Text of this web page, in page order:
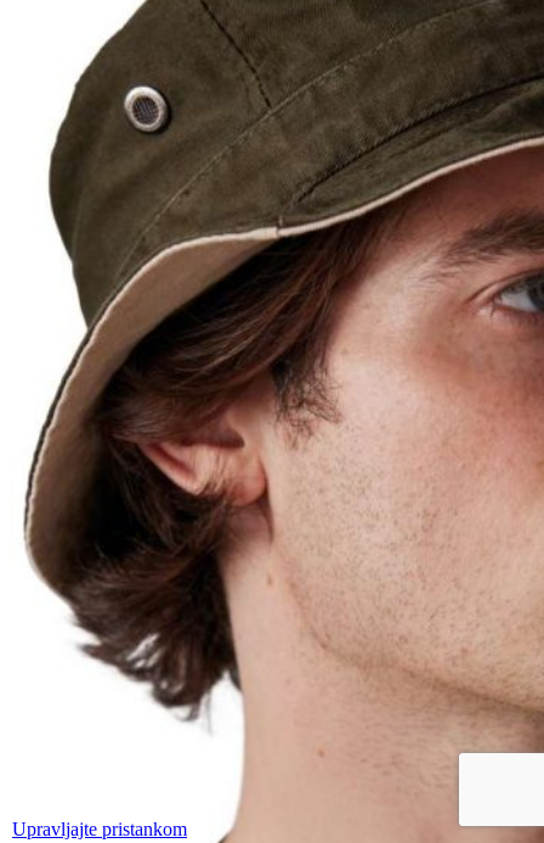
Upravljajte pristankom